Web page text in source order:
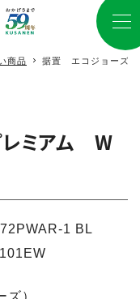
商品 据置 エコジョーズ
ミアム W
1 BL
ズ）